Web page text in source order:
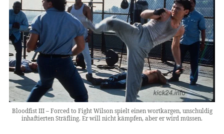
Bloodfist III – Forced to Fight Wilson spielt einen wortkargen, unschuldig
inhaftierten Sträfling. Er will nicht kämpfen, aber er wird müssen.